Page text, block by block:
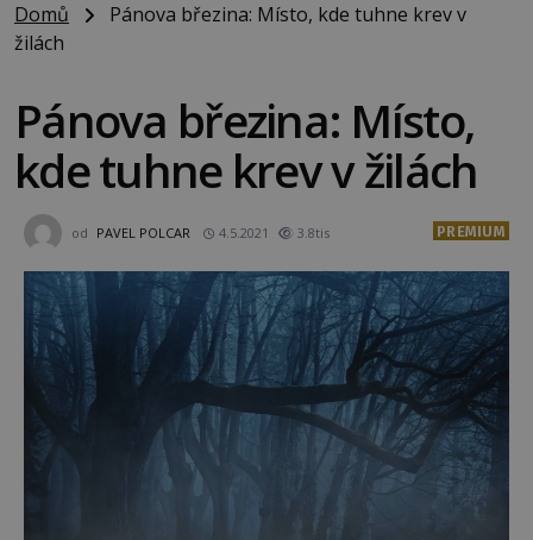
Domů
Pánova březina: Místo, kde tuhne krev v
žilách
Pánova březina: Místo,
kde tuhne krev v žilách
od PAVEL POLCAR 4.5.2021 3.8tis PREMIUM